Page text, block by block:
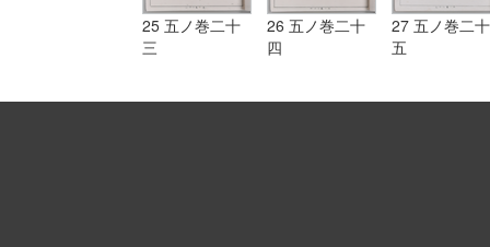
25 五ノ巻二十
三
26 五ノ巻二十
四
27 五ノ巻二十
五